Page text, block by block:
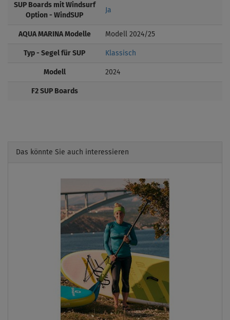
SUP Boards mit Windsurf
Option - WindSUP
Ja
AQUA MARINA Modelle Modell 2024/25
Typ - Segel für SUP Klassisch
Modell 2024
F2 SUP Boards
Das könnte Sie auch interessieren